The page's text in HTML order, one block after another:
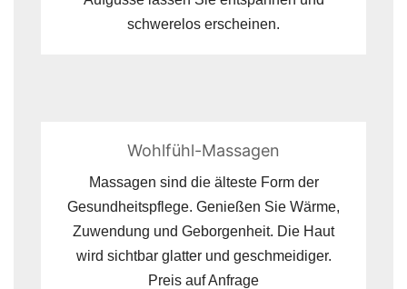
schwerelos erscheinen.
Wohlfühl-Massagen
Massagen sind die älteste Form der
Gesundheitspflege. Genießen Sie Wärme,
Zuwendung und Geborgenheit. Die Haut
wird sichtbar glatter und geschmeidiger.
Preis auf Anfrage